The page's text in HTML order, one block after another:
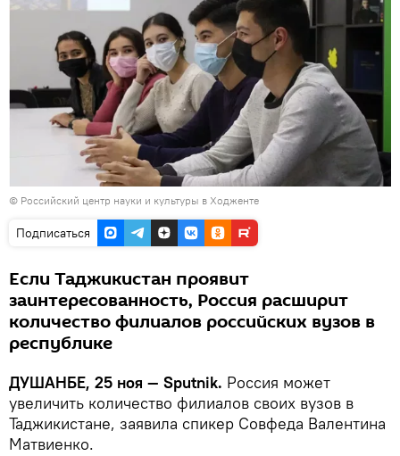
© Российский центр науки и культуры в Ходженте
Подписаться
Если Таджикистан проявит
заинтересованность, Россия расширит
количество филиалов российских вузов в
республике
ДУШАНБЕ, 25 ноя — Sputnik. Россия может
увеличить количество филиалов своих вузов в
Таджикистане, заявила спикер Совфеда Валентина
Матвиенко.